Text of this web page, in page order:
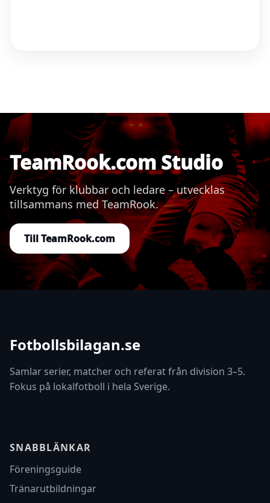
TeamRook.com Studio
Verktyg för klubbar och ledare – utvecklas
tillsammans med TeamRook.
Till TeamRook.com
Fotbollsbilagan.se
Samlar serier, matcher och referat från division 3–5.
Fokus på lokalfotboll i hela Sverige.
SNABBLÄNKAR
Föreningsguide
Tränarutbildningar